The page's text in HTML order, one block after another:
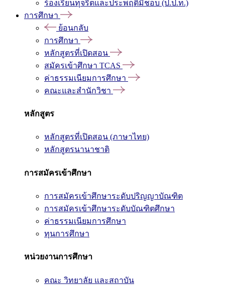
ร้องเรียนทุจริตและประพฤติมิชอบ (ป.ป.ท.)
การศึกษา
ย้อนกลับ
การศึกษา
หลักสูตรที่เปิดสอน
สมัครเข้าศึกษา TCAS
ค่าธรรมเนียมการศึกษา
คณะและสำนักวิชา
หลักสูตร
หลักสูตรที่เปิดสอน (ภาษาไทย)
หลักสูตรนานาชาติ
การสมัครเข้าศึกษา
การสมัครเข้าศึกษาระดับปริญญาบัณฑิต
การสมัครเข้าศึกษาระดับบัณฑิตศึกษา
ค่าธรรมเนียมการศึกษา
ทุนการศึกษา
หน่วยงานการศึกษา
คณะ วิทยาลัย และสถาบัน